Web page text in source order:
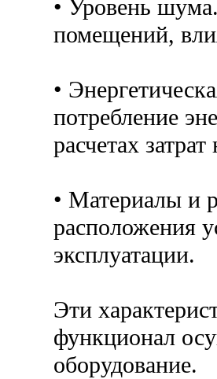
• Уровень
помещений,
•
потребление
расчетах
• Материалы и
расположения
эксплуатации.
Эти
функционал
оборудование.